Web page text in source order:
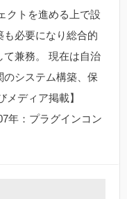
クトを進める上で設
必要になり総合的
て兼務。 現在は自治
システム構築、保
ディア掲載】
年：プラグインコン